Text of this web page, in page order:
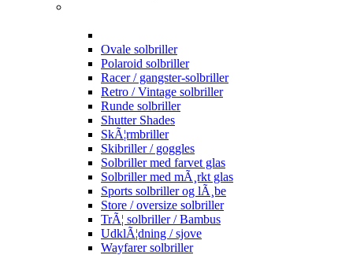
Ovale solbriller
Polaroid solbriller
Racer / gangster-solbriller
Retro / Vintage solbriller
Runde solbriller
Shutter Shades
SkÃ¦rmbriller
Skibriller / goggles
Solbriller med farvet glas
Solbriller med mÃ¸rkt glas
Sports solbriller og lÃ¸be
Store / oversize solbriller
TrÃ¦ solbriller / Bambus
UdklÃ¦dning / sjove
Wayfarer solbriller